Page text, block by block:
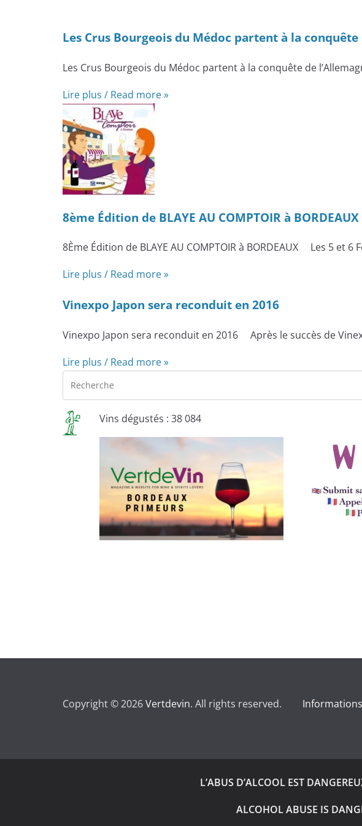
Les Crus Bourgeois du Médoc partent à la conquête
Les Crus Bourgeois du Médoc partent à la conquête de
Lire plus / Read more »
8ème Édition de BLAYE AU COMPTOIR à BORDEAUX
8Ème Édition de BLAYE AU COMPTOIR à BORDEAUX Les 5 et
Lire plus / Read more »
Vinexpo Japon sera reconduit en 2016
Vinexpo Japon sera reconduit en 2016 Après le succès de
Lire plus / Read more »
Vins dégustés : 38 084
Copyright © 2026Vertdevin. All rights reserved.
L’ABUS D’ALCOOL EST
ALCOHOL ABUSE IS